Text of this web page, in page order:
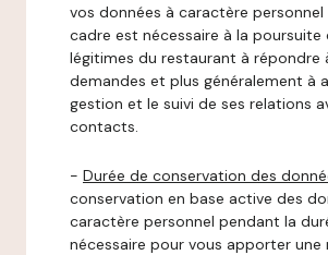
vos données à caractère personnel
cadre est nécessaire à la poursuite
légitimes du restaurant à répondre
demandes et plus généralement à
gestion et le suivi de ses relations
contacts.
- Durée de conservation des
conservation en base active des
caractère personnel pendant la
nécessaire pour vous apporter une